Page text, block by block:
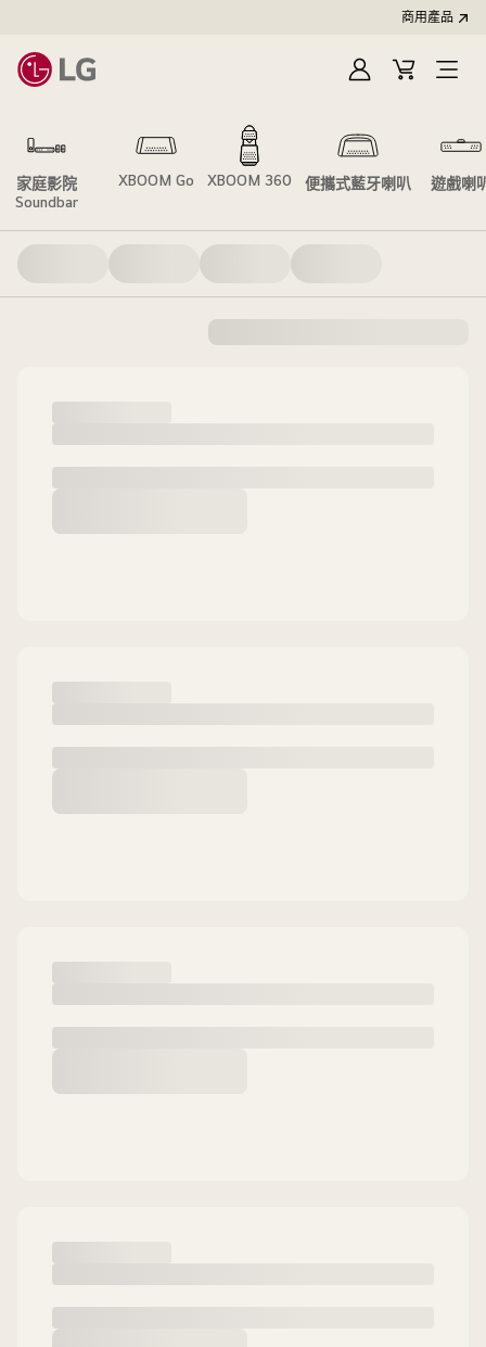
商用產品
登
購
家庭影院
Soundbar
XBOOM Go XBOOM 360 便攜式藍牙喇叭 遊戲喇